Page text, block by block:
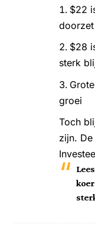
$22
doorzet
$28
sterk
groei
Toch
zijn.